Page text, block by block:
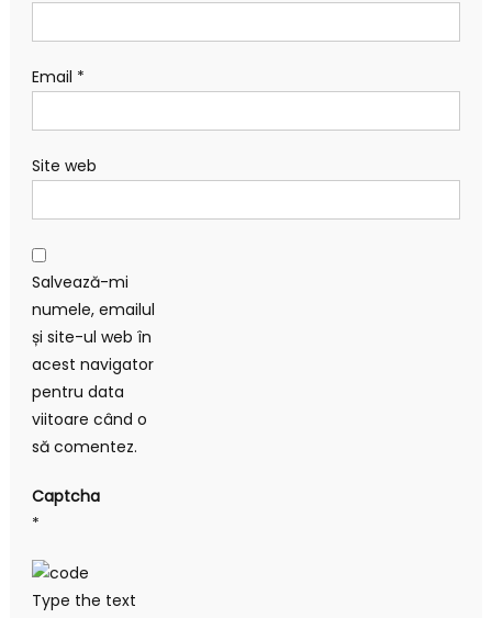
Email *
Site web
Salvează-mi
numele, emailul
și site-ul web în
acest navigator
pentru data
viitoare când o
să comentez.
Captcha
*
Type the text